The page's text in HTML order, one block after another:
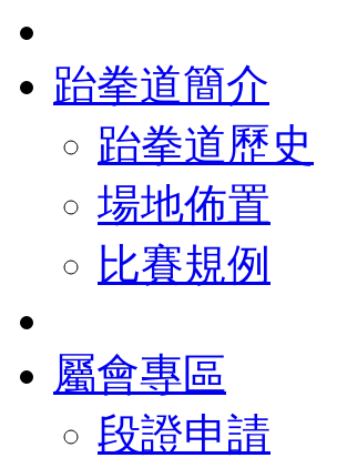
跆拳道簡介
跆拳道歷史
場地佈置
比賽規例
屬會專區
段證申請